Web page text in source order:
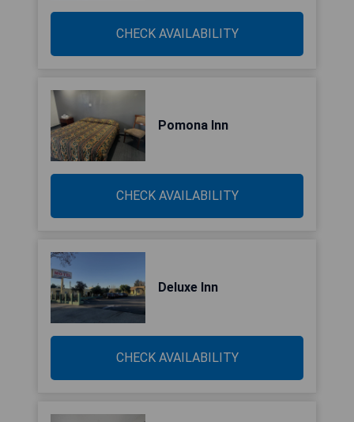
CHECK AVAILABILITY
Pomona Inn
CHECK AVAILABILITY
Deluxe Inn
CHECK AVAILABILITY